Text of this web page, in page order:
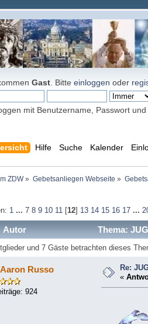
Gast . Bitteeinloggen oder
mit Benutzername, Passwort
Hilfe Suche Kalender
ZDW» Gebetsanliegen Webseite »
1 ... 7 8 9 10 11[12] 13 14 15 16 17 ...
Autor Thema:
und 7 Gäste betrachten dieses
Aaron Russo
924
Re:
«